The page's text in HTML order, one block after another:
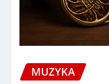
MUZYKA